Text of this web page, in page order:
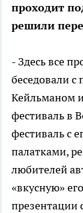
проходит
решили
- Здесь все
беседовали
Кейльманом
фестиваль в
фестиваль с
палатками,
любителей
«вкусную»
презентации